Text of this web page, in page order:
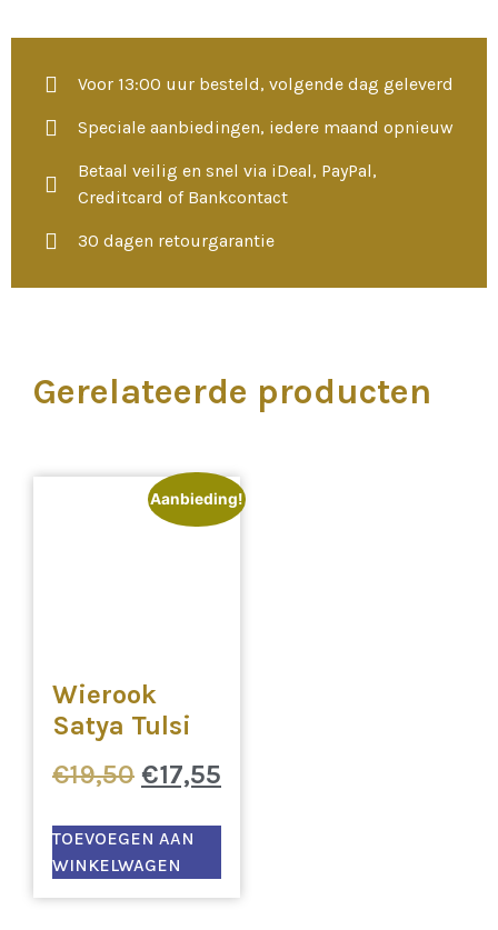
Voor 13:00 uur besteld, volgende dag geleverd
Speciale aanbiedingen, iedere maand opnieuw
Betaal veilig en snel via iDeal, PayPal,
Creditcard of Bankcontact
30 dagen retourgarantie
Gerelateerde producten
Aanbieding!
Wierook
Satya Tulsi
€19,50 €17,55
TOEVOEGEN AAN
WINKELWAGEN